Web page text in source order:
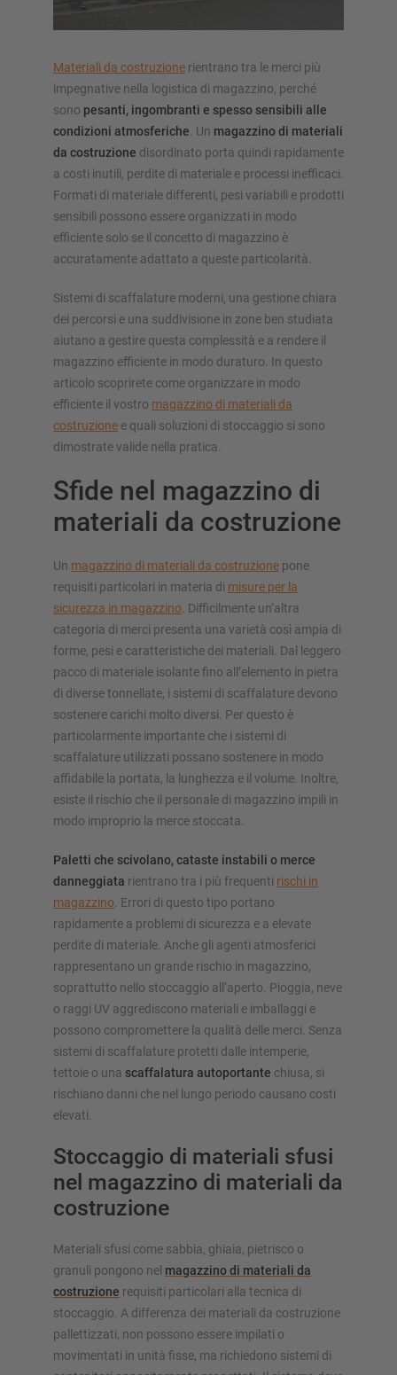
Materiali da costruzione rientrano tra le merci più
impegnative nella logistica di magazzino, perché
sono pesanti, ingombranti e spesso sensibili alle
condizioni atmosferiche. Un magazzino di materiali
da costruzione disordinato porta quindi rapidamente
a costi inutili, perdite di materiale e processi inefficaci.
Formati di materiale differenti, pesi variabili e prodotti
sensibili possono essere organizzati in modo
efficiente solo se il concetto di magazzino è
accuratamente adattato a queste particolarità.
Sistemi di scaffalature moderni, una gestione chiara
dei percorsi e una suddivisione in zone ben studiata
aiutano a gestire questa complessità e a rendere il
magazzino efficiente in modo duraturo. In questo
articolo scoprirete come organizzare in modo
efficiente il vostro magazzino di materiali da
costruzione e quali soluzioni di stoccaggio si sono
dimostrate valide nella pratica.
Sfide nel magazzino di
materiali da costruzione
Un magazzino di materiali da costruzione pone
requisiti particolari in materia di misure per la
sicurezza in magazzino. Difficilmente un’altra
categoria di merci presenta una varietà così ampia di
forme, pesi e caratteristiche dei materiali. Dal leggero
pacco di materiale isolante fino all’elemento in pietra
di diverse tonnellate, i sistemi di scaffalature devono
sostenere carichi molto diversi. Per questo è
particolarmente importante che i sistemi di
scaffalature utilizzati possano sostenere in modo
affidabile la portata, la lunghezza e il volume. Inoltre,
esiste il rischio che il personale di magazzino impili in
modo improprio la merce stoccata.
Paletti che scivolano, cataste instabili o merce
danneggiata rientrano tra i più frequenti rischi in
magazzino. Errori di questo tipo portano
rapidamente a problemi di sicurezza e a elevate
perdite di materiale. Anche gli agenti atmosferici
rappresentano un grande rischio in magazzino,
soprattutto nello stoccaggio all’aperto. Pioggia, neve
o raggi UV aggrediscono materiali e imballaggi e
possono compromettere la qualità delle merci. Senza
sistemi di scaffalature protetti dalle intemperie,
tettoie o una scaffalatura autoportante chiusa, si
rischiano danni che nel lungo periodo causano costi
elevati.
Stoccaggio di materiali sfusi
nel magazzino di materiali da
costruzione
Materiali sfusi come sabbia, ghiaia, pietrisco o
granuli pongono nel magazzino di materiali da
costruzione requisiti particolari alla tecnica di
stoccaggio. A differenza dei materiali da costruzione
pallettizzati, non possono essere impilati o
movimentati in unità fisse, ma richiedono sistemi di
Realizza personalmente la tua scaffalatura con il nostro
configuratore